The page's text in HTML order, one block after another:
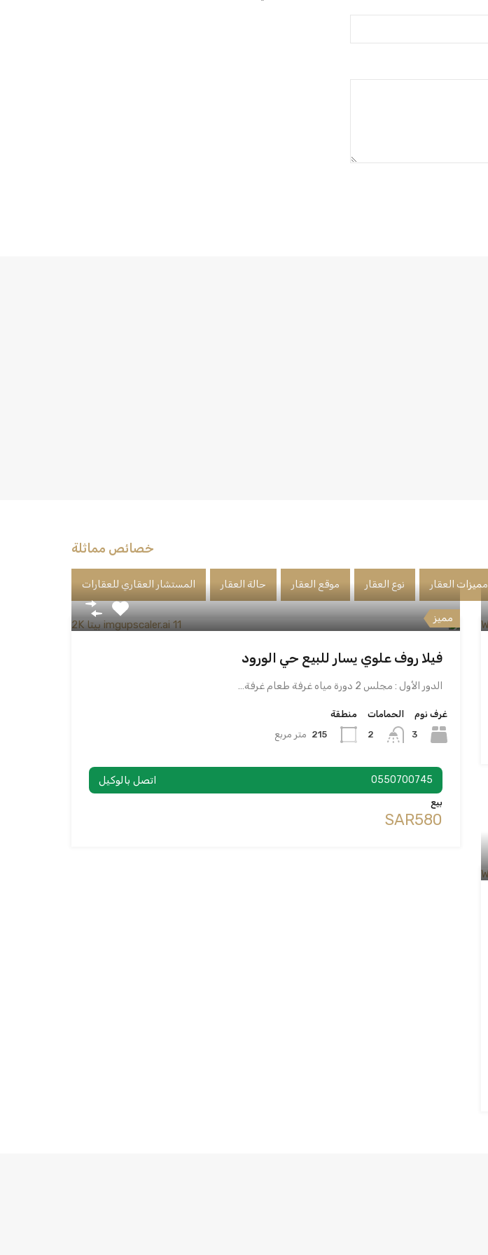
خصائص مماثلة
مميزات العقار نوع العقار موقع العقار حالة العقار المستشار العقاري للعقارات
مميز
فيلا روف علوي يسار للبيع حي الورود
الدور الأول : مجلس 2 دورة مياه غرفة طعام غرفة…
غرف نوم
3
الحمامات
2
منطقة
215 متر مربع
اتصل بالوكيل 0550700745
بيع
‪SAR580